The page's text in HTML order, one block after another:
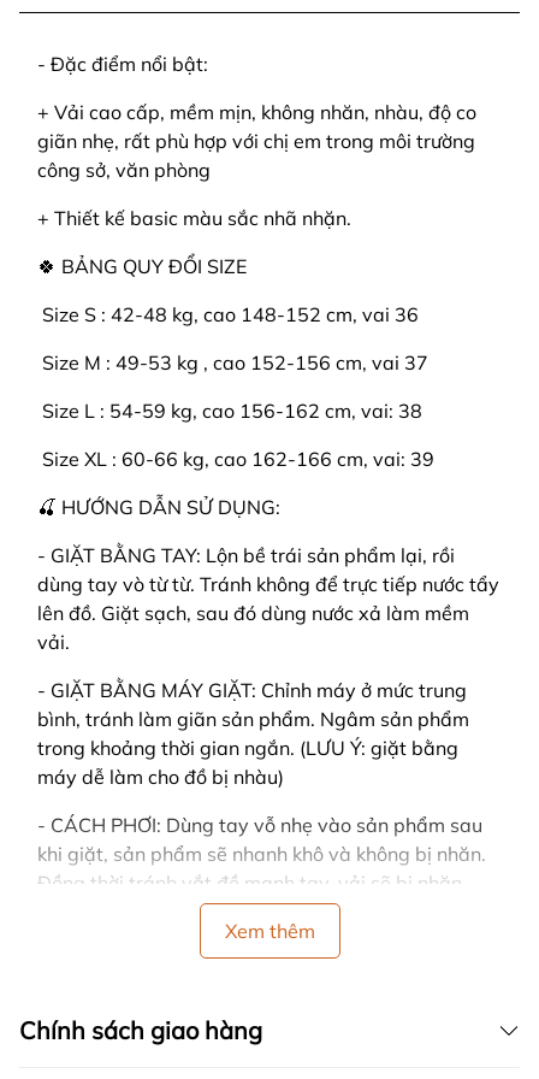
- Đặc điểm nổi bật:
+ Vải cao cấp, mềm mịn, không nhăn, nhàu, độ co
giãn nhẹ, rất phù hợp với chị em trong môi trường
công sở, văn phòng
+ Thiết kế basic màu sắc nhã nhặn.
🍀 BẢNG QUY ĐỔI SIZE
️ Size S : 42-48 kg, cao 148-152 cm, vai 36
️ Size M : 49-53 kg , cao 152-156 cm, vai 37
️ Size L : 54-59 kg, cao 156-162 cm, vai: 38
️ Size XL : 60-66 kg, cao 162-166 cm, vai: 39
🍒 HƯỚNG DẪN SỬ DỤNG:
- GIẶT BẰNG TAY: Lộn bề trái sản phẩm lại, rồi
dùng tay vò từ từ. Tránh không để trực tiếp nước tẩy
lên đồ. Giặt sạch, sau đó dùng nước xả làm mềm
vải.
- GIẶT BẰNG MÁY GIẶT: Chỉnh máy ở mức trung
bình, tránh làm giãn sản phẩm. Ngâm sản phẩm
trong khoảng thời gian ngắn. (LƯU Ý: giặt bằng
máy dễ làm cho đồ bị nhàu)
- CÁCH PHƠI: Dùng tay vỗ nhẹ vào sản phẩm sau
khi giặt, sản phẩm sẽ nhanh khô và không bị nhăn.
Đồng thời tránh vắt đồ mạnh tay, vải sẽ bị nhăn.
- Nên phơi ở nơi có nhiều gió, trải thẳng khi phơi và
tránh nơi có ánh nắng gay gắt hoặc trực tiếp, sản
- Nên phân loại quần áo cùng màu, cùng chất liệu
Xem thêm
Chính sách giao hàng